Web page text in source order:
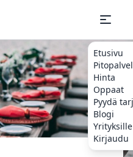
Etusivu
Hinta
Oppaat
Pyydä
Blogi
Yrityksille
Kirjaudu
Scandisky Catering Oy